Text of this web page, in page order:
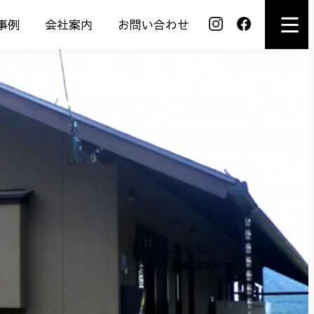
例 会社案内 お問い合わせ